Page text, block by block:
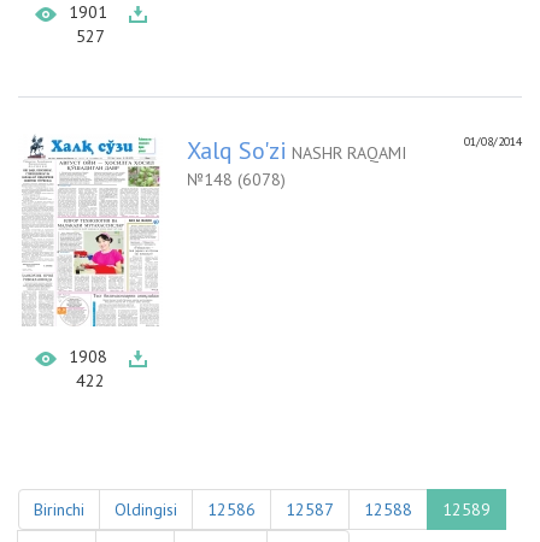
1901
527
1908
422
01/08/2014
Xalq So'zi NASHR RAQAMI
№148 (6078)
Birinchi Oldingisi 12586 12587 12588
12589